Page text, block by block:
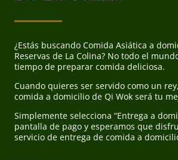
¿Estás buscando Comida Asiática a
Reservas de La Colina? No todo el
tiempo de preparar comida deliciosa.
Cuando quieres ser servido como un
comida a domicilio de Qi Wok será tu
Simplemente selecciona “Entrega a
pantalla de pago y esperamos que
servicio de entrega de comida a